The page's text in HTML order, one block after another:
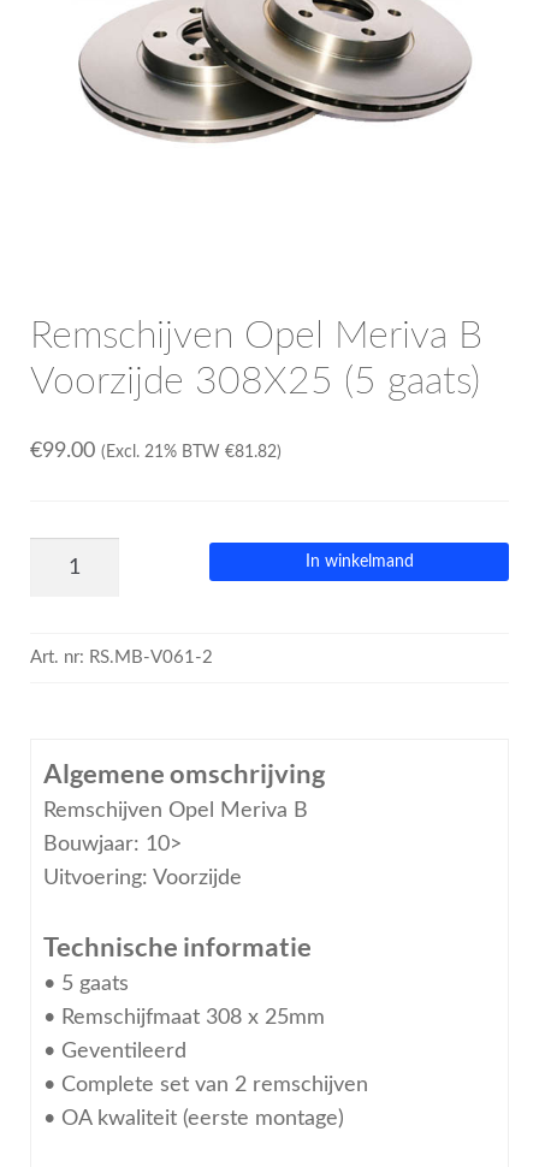
Bedrijfswagen parts
Contact
Remschijven Opel Meriva B
Voorzijde 308X25 (5 gaats)
€99.00 (Excl. 21% BTW €81.82)
In winkelmand
Art. nr: RS.MB-V061-2
Algemene omschrijving
Remschijven Opel Meriva B
Bouwjaar: 10>
Uitvoering: Voorzijde
Technische informatie
• 5 gaats
• Remschijfmaat 308 x 25mm
• Geventileerd
• Complete set van 2 remschijven
• OA kwaliteit (eerste montage)